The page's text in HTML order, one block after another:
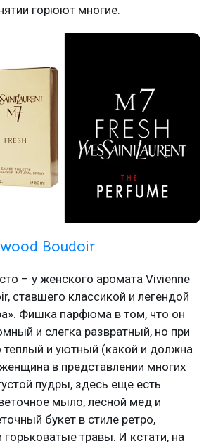
горюют многие.
Boudoir
– у женского аромата Vivienne
ставшего классикой и легендой
Фишка парфюма в том, что он
и слегка развратный, но при
теплый и уютный (какой и должна
в представлении многих
пудры, здесь еще есть
мыло, лесной мед и
букет в стиле ретро,
горьковатые травы. И кстати, на